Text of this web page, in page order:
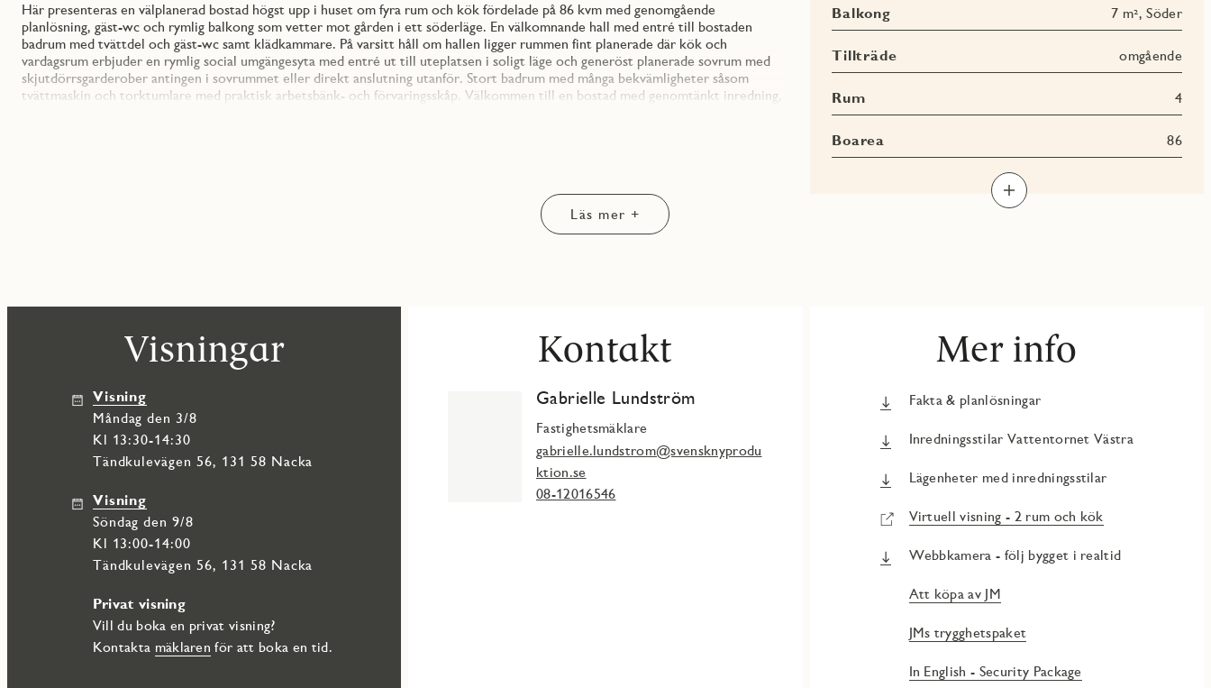
Här presenteras en välplanerad bostad högst upp i huset om fyra rum och kök fördelade på 86 kvm med genomgående
planlösning, gäst-wc och rymlig balkong som vetter mot gården i ett söderläge. En välkomnande hall med entré till bostaden
badrum med tvättdel och gäst-wc samt klädkammare. På varsitt håll om hallen ligger rummen fint planerade där kök och
vardagsrum erbjuder en rymlig social umgängesyta med entré ut till uteplatsen i soligt läge och generöst planerade sovrum med
skjutdörrsgarderober antingen i sovrummet eller direkt anslutning utanför. Stort badrum med många bekvämligheter såsom
tvättmaskin och torktumlare med praktisk arbetsbänk- och förvaringsskåp. Välkommen till en bostad med genomtänkt inredning,
vitvarorna och den integrerade diskmaskinen skapar ett enhetligt intryck tillsammans medan de vitmålade väggarna.
Badrummet är helkaklat med ett stående vitt matt kakel på vägg som tillsammans med ett grått klinkergolv skapar en säker och
tidlös stil. En kommod under tvättstället gör det lätt att hålla ordning i badrummet. Ovanför tvättmaskin och torktumlare finns
samt rullstolsförvaring finns på entréplan. Det finns även ha en kommersiell lokal i föreningen för uthyrning.
Grundutbud med TV, IP-telefoni och bredband erbjuds via Telia Tripleplay och ingår i månadsavgiften.
I Vattentornet Östra bor du med gångavstånd till naturnära områden som Nyckelviken och linjebåtar från Nacka Strand samt
den populära pendelbåten till Nybroviken och blivande tunnelbana inom nära promenadavstånd.
Balkong 7 m², Söder
Tillträde omgående
Rum 4
Boarea 86
Läs mer +
Visningar
Visning
måndag den 3/8
Kl 13:30-14:30
Tändkulevägen 56, 131 58 Nacka
Visning
söndag den 9/8
Kl 13:00-14:00
Tändkulevägen 56, 131 58 Nacka
Privat visning
Vill du boka en privat visning?
Kontakta mäklaren för att boka en tid.
Kontakt
Gabrielle Lundström
Fastighetsmäklare
gabrielle.lundstrom@svensknyprodu
ktion.se
08-12016546
Mer info
Fakta & planlösningar
Inredningsstilar Vattentornet Västra
Lägenheter med inredningsstilar
Virtuell visning - 2 rum och kök
Webbkamera - följ bygget i realtid
Att köpa av JM
JMs trygghetspaket
In English - Security Package